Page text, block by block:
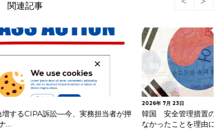
関連記事
韓国 安全管理措置の不備及び不要な個人情報を廃棄してい
なかったことを理由に生活用品メ…